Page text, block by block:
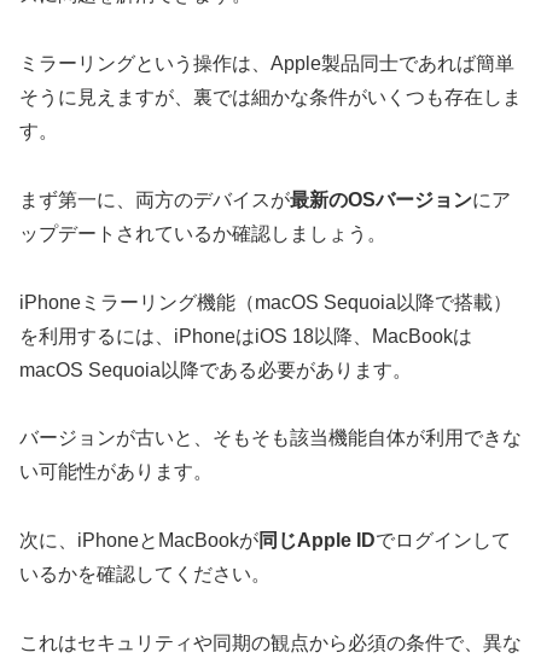
ミラーリングという操作は、Apple製品同士であれば簡単
そうに見えますが、裏では細かな条件がいくつも存在しま
す。
まず第一に、両方のデバイスが最新のOSバージョンにア
ップデートされているか確認しましょう。
iPhoneミラーリング機能（macOS Sequoia以降で搭載）
を利用するには、iPhoneはiOS 18以降、MacBookは
macOS Sequoia以降である必要があります。
バージョンが古いと、そもそも該当機能自体が利用できな
い可能性があります。
次に、iPhoneとMacBookが同じApple IDでログインして
いるかを確認してください。
これはセキュリティや同期の観点から必須の条件で、異な